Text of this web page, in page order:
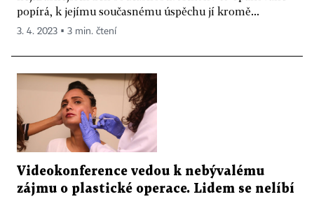
popírá, k jejímu současnému úspěchu jí kromě...
3. 4. 2023 ▪ 3 min. čtení
Videokonference vedou k nebývalému
zájmu o plastické operace. Lidem se nelíbí